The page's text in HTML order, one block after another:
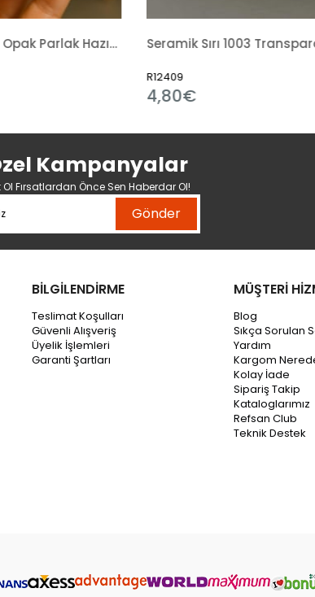
Seramik Sırı 1003 Transparan Mat Hazır Sıvı
Kampanyalar
Ol Fırsatlardan Önce Sen Haberdar Ol!
Gönder
BİLGİLENDİRME
Teslimat Koşulları
Güvenli Alışveriş
Üyelik İşlemleri
Garanti Şartları
MÜŞTERİ
Blog
Sıkça Sorulan
Yardım
Kargom
Kolay İade
Sipariş Takip
Kataloglarımız
Refsan Club
Teknik Destek